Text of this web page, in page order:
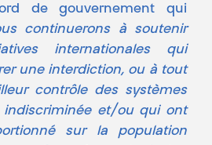
de gouvernement qui
continuerons à soutenir
internationales qui
une interdiction, ou à tout
contrôle des systèmes
indiscriminée et/ou qui ont
sur la population